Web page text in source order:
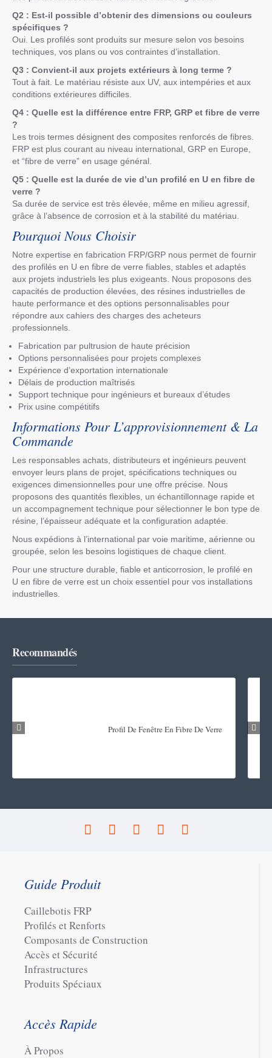
Q2 : Est-il possible d’obtenir des dimensions ou couleurs
spécifiques ?
Oui. Les profilés sont produits sur mesure selon vos besoins
techniques, vos plans ou vos contraintes d’installation.
Q3 : Convient-il aux projets extérieurs à long terme ?
Tout à fait. Le matériau résiste aux UV, aux intempéries et aux
conditions extérieures difficiles.
Q4 : Quelle est la différence entre FRP, GRP et fibre de verre
?
Les trois termes désignent des composites renforcés de fibres.
FRP est plus courant au niveau international, GRP en Europe,
et “fibre de verre” en usage général.
Q5 : Quelle est la durée de vie d’un profilé en U en fibre de
verre ?
Sa durée de service est très élevée, même en milieu agressif,
grâce à l’absence de corrosion et à la stabilité du matériau.
Pourquoi Nous Choisir
Notre expertise en fabrication FRP/GRP nous permet de fournir
des profilés en U en fibre de verre fiables, stables et adaptés
aux projets industriels les plus exigeants. Nous proposons des
capacités de production élevées, des résines industrielles de
haute performance et des options personnalisables pour
répondre aux cahiers des charges des acheteurs
professionnels.
Fabrication par pultrusion de haute précision
Options personnalisées pour projets complexes
Expérience d’exportation internationale
Délais de production maîtrisés
Support technique pour ingénieurs et bureaux d’études
Prix usine compétitifs
Informations Pour L’approvisionnement & La
Commande
Les responsables achats, distributeurs et ingénieurs peuvent
envoyer leurs plans de projet, spécifications techniques ou
exigences dimensionnelles pour une offre précise. Nous
proposons des quantités flexibles, un échantillonnage rapide et
un accompagnement technique pour sélectionner le bon type de
résine, l’épaisseur adéquate et la configuration adaptée.
Nous expédions à l’international par voie maritime, aérienne ou
groupée, selon les besoins logistiques de chaque client.
Pour une structure durable, fiable et anticorrosion, le profilé en
U en fibre de verre est un choix essentiel pour vos installations
industrielles.
Recommandés
Profil De Fenêtre En Fibre De Verre
Guide Produit
Caillebotis FRP
Profilés et Renforts
Composants de Construction
Accès et Sécurité
Infrastructures
Produits Spéciaux
Accès Rapide
À Propos